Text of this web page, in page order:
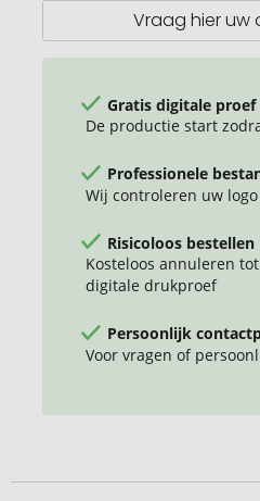
poorten
Vraag hier uw
Gratis digitale proef
De productie start
Professionele
Wij controleren uw
Risicoloos bestellen
Kosteloos annuleren
digitale drukproef
Persoonlijk
Voor vragen of